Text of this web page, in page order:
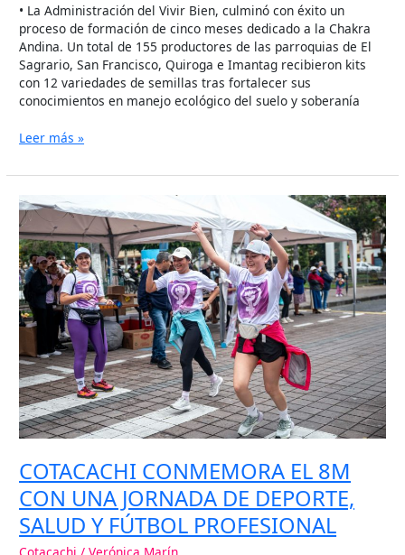
• La Administración del Vivir Bien, culminó con éxito un
proceso de formación de cinco meses dedicado a la Chakra
Andina. Un total de 155 productores de las parroquias de El
Sagrario, San Francisco, Quiroga e Imantag recibieron kits
con 12 variedades de semillas tras fortalecer sus
conocimientos en manejo ecológico del suelo y soberanía
Leer más »
COTACACHI CONMEMORA EL 8M
CON UNA JORNADA DE DEPORTE,
SALUD Y FÚTBOL PROFESIONAL
COTACACHI
CONMEMORA
EL
8M
CON
UNA
JORNADA
DE
DEPORTE,
SALUD
Y
FÚTBOL
PROFESIONAL